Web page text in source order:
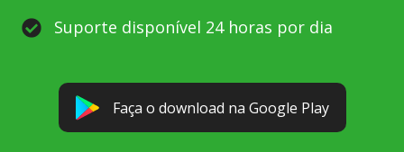
Suporte disponível 24 horas por dia
Faça o download na Google Play